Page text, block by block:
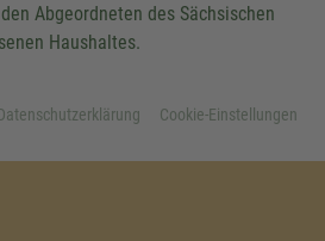
Abgeordneten des Sächsischen
Haushaltes.
Cookie-Einstellungen